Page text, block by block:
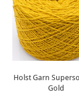
Holst Garn
Gold